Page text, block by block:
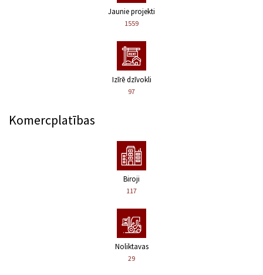
Jaunie projekti
1559
Izīrē dzīvokli
97
Komercplatības
Biroji
117
Noliktavas
29